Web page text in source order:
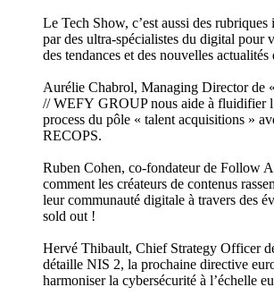
Le Tech Show, c’est aussi des rubriques
par des ultra-spécialistes du digital pour
des tendances et des nouvelles actualités
Aurélie Chabrol, Managing Director de
// WEFY GROUP nous aide à fluidifier
process du pôle « talent acquisitions »
RECOPS.
Ruben Cohen, co-fondateur de Follow
comment les créateurs de contenus
leur communauté digitale à travers des
sold out !
Hervé Thibault, Chief Strategy Officer
détaille NIS 2, la prochaine directive
harmoniser la cybersécurité à l’échelle